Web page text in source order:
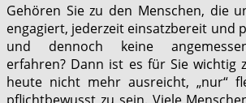
Gehören Sie zu den Menschen, die
engagiert, jederzeit einsatzbereit und
und dennoch keine
erfahren? Dann ist es für Sie wichtig
heute nicht mehr ausreicht, „nur“
pflichtbewusst zu sein. Viele